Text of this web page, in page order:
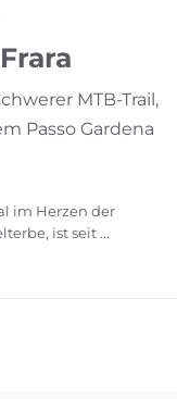
MTB-Trail,
Passo Gardena
im Herzen der
ist seit ...